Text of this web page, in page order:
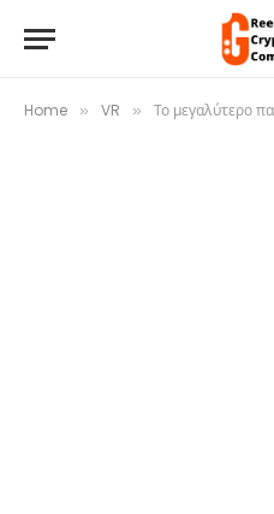
Home » VR » Το μεγαλύτερο παιχνίδι